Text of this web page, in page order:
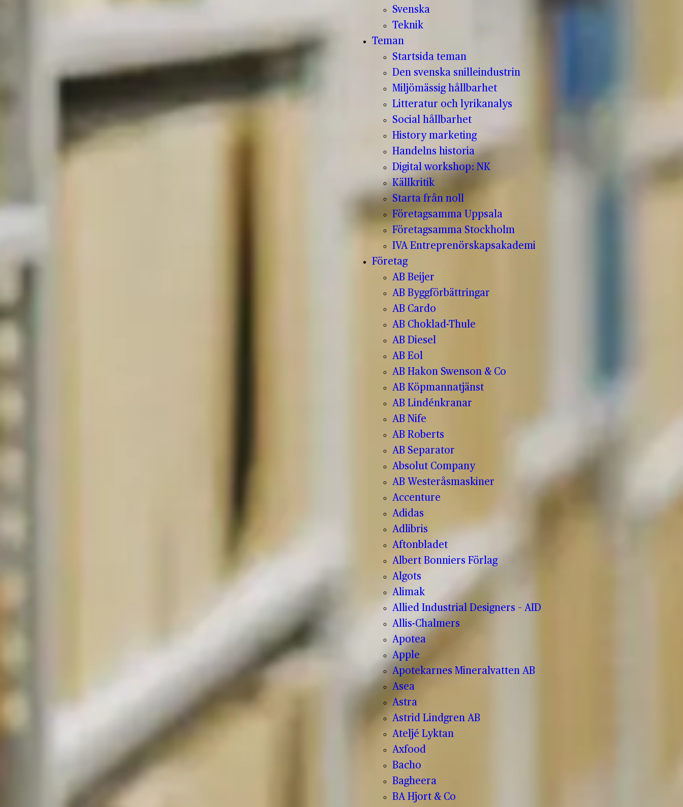
Svenska
Teknik
Teman
Startsida teman
Den svenska snilleindustrin
Miljömässig hållbarhet
Litteratur och lyrikanalys
Social hållbarhet
History marketing
Handelns historia
Digital workshop: NK
Källkritik
Starta från noll
Företagsamma Uppsala
Företagsamma Stockholm
IVA Entreprenörskapsakademi
Företag
AB Beijer
AB Byggförbättringar
AB Cardo
AB Choklad-Thule
AB Diesel
AB Eol
AB Hakon Swenson & Co
AB Köpmannatjänst
AB Lindénkranar
AB Nife
AB Roberts
AB Separator
Absolut Company
AB Westeråsmaskiner
Accenture
Adidas
Adlibris
Aftonbladet
Albert Bonniers Förlag
Algots
Alimak
Allied Industrial Designers – AID
Allis-Chalmers
Apotea
Apple
Apotekarnes Mineralvatten AB
Asea
Astra
Astrid Lindgren AB
Ateljé Lyktan
Axfood
Bacho
Bagheera
BA Hjort & Co